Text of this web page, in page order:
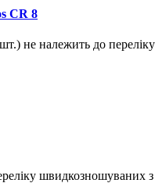
CR 8
не належить до
швидкозношуваних з